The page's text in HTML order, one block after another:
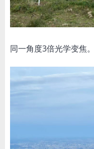
同一角度3倍光学变焦。